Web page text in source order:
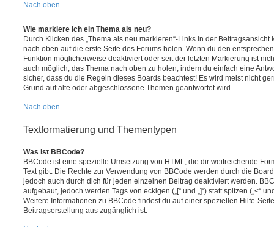
Nach oben
Wie markiere ich ein Thema als neu?
Durch Klicken des „Thema als neu markieren“-Links in der
nach oben auf die erste Seite des Forums holen. Wenn du den
Funktion möglicherweise deaktiviert oder seit der letzten Markierung ist
auch möglich, das Thema nach oben zu holen, indem du einfach eine
sicher, dass du die Regeln dieses Boards beachtest! Es wird meist nicht
Grund auf alte oder abgeschlossene Themen geantwortet wird.
Nach oben
Textformatierung und Thementypen
Was ist BBCode?
BBCode ist eine spezielle Umsetzung von HTML, die dir weitreichende
Text gibt. Die Rechte zur Verwendung von BBCode werden durch die
jedoch auch durch dich für jeden einzelnen Beitrag deaktiviert werden.
aufgebaut, jedoch werden Tags von eckigen („[“ und „]“) statt spitzen („<“
Weitere Informationen zu BBCode findest du auf einer speziellen Hilfe-
Beitragserstellung aus zugänglich ist.